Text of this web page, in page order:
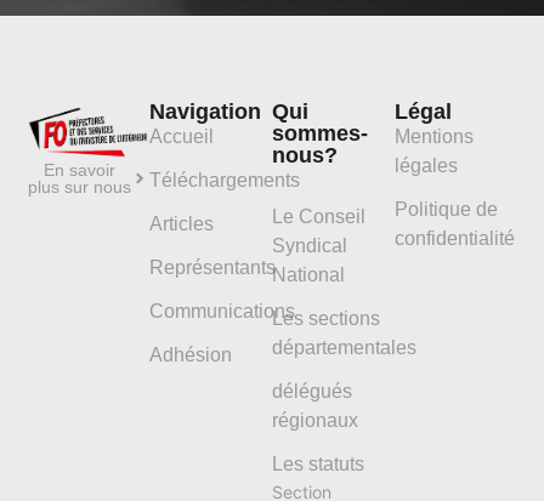
En savoir
plus sur nous
Navigation
Accueil
Téléchargements
Articles
Représentants
Communications
Adhésion
Qui
sommes-
nous?
Le Conseil
Syndical
National
Les sections
départementales
délégués
régionaux
Les statuts
Section
Légal
Mentions
légales
Politique de
confidentialité